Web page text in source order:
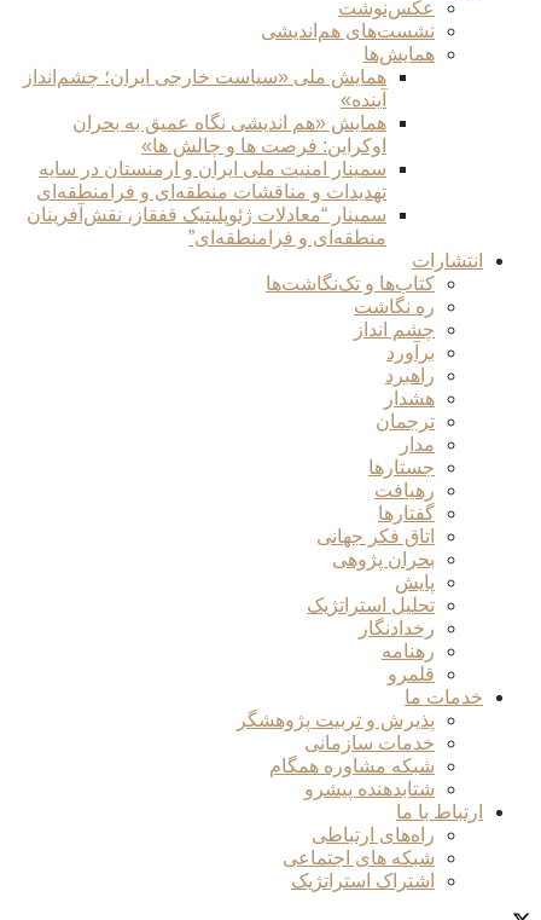
عکس‌نوشت
نشست‌های هم‌اندیشی
همایش‌ها
همایش ملی «سیاست خارجی ایران؛ چشم‌انداز
آینده»
همایش «هم اندیشی نگاه عمیق به بحران
اوکراین: فرصت ها و چالش ها»
سمینار امنیت ملی ایران و ارمنستان در سایه
تهدیدات و مناقشات منطقه‌ای و فرامنطقه‌ای
سمینار “معادلات ژئوپلیتیک قفقاز، نقش‌آفرینان
منطقه‌ای و فرامنطقه‌ای”
انتشارات
کتاب‌ها و تک‌نگاشت‌ها
ره نگاشت
چشم انداز
برآورد
راهبرد
هشدار
ترجمان
مدار
جستارها
رهیافت
گفتارها
اتاق فکر جهانی
بحران پژوهی
پایش
تحلیل استراتژیک
رخدادنگار
رهنامه
قلمرو
خدمات ما
پذیرش و تربیت پژوهشگر
خدمات سازمانی
شبکه مشاوره همگام
شتابدهنده پیشرو
ارتباط با ما
راه‌های ارتباطی
شبکه های اجتماعی
اشتراک استراتژیک